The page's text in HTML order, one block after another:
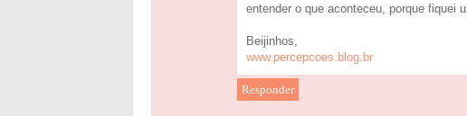
entender o que aconteceu, porque fiquei
Beijinhos,
www.percepcoes.blog.br
Responder